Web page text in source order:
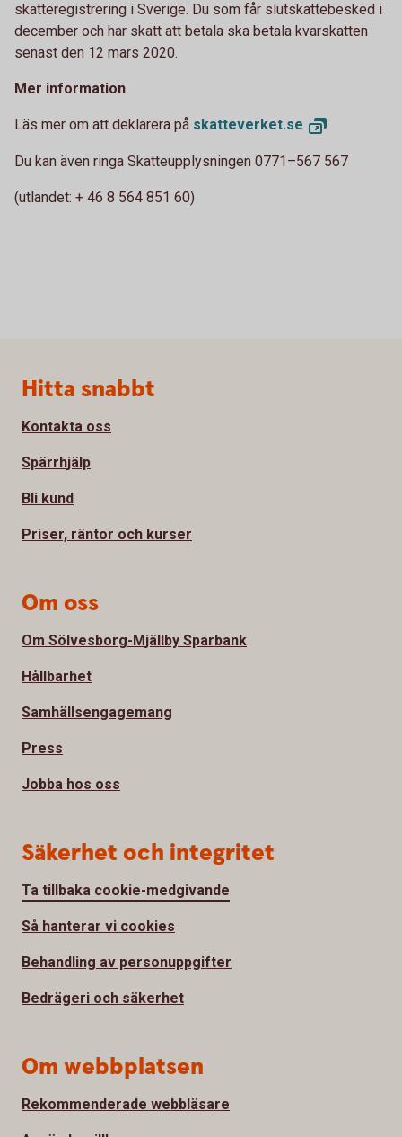
skatteregistrering i Sverige. Du som får slutskattebesked i
december och har skatt att betala ska betala kvarskatten
senast den 12 mars 2020.
Mer information
Läs mer om att deklarera på skatteverket.se
Du kan även ringa Skatteupplysningen 0771–567 567
(utlandet: + 46 8 564 851 60)
Sidfot
Hitta snabbt
Kontakta oss
Spärrhjälp
Bli kund
Priser, räntor och kurser
Om oss
Om Sölvesborg-Mjällby Sparbank
Hållbarhet
Samhällsengagemang
Press
Jobba hos oss
Säkerhet och integritet
Ta tillbaka cookie-medgivande
Så hanterar vi cookies
Behandling av personuppgifter
Bedrägeri och säkerhet
Om webbplatsen
Rekommenderade webbläsare